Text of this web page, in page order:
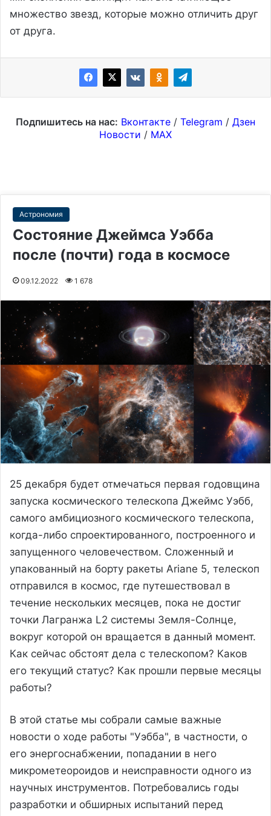
множество звезд, которые можно отличить друг
от друга.
Подпишитесь на нас: Вконтакте / Telegram / Дзен
Новости / MAX